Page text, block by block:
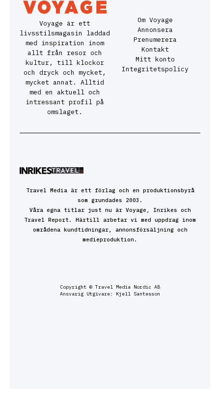
Voyage är ett
livsstilsmagasin laddad
med inspiration inom
allt från resor och
kultur, till klockor
och dryck och mycket,
mycket annat. Alltid
med en aktuell och
intressant profil på
omslaget.
Om Voyage
Annonsera
Prenumerera
Kontakt
Mitt konto
Integritetspolicy
Travel Media är ett förlag och en produktionsbyrå
som grundades 2003.
Våra egna titlar just nu är Voyage, Inrikes och
Travel Report. Härtill arbetar vi med uppdrag inom
områdena kundtidningar, annonsförsäljning och
medieproduktion.
Copyright © Travel Media Nordic AB
Ansvarig Utgivare: Kjell Santesson